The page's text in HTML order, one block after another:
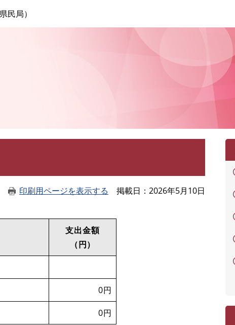
民局）
印刷用ページを表示する 掲載日 2026年5月10日
支出金額
（円）
0円
0円